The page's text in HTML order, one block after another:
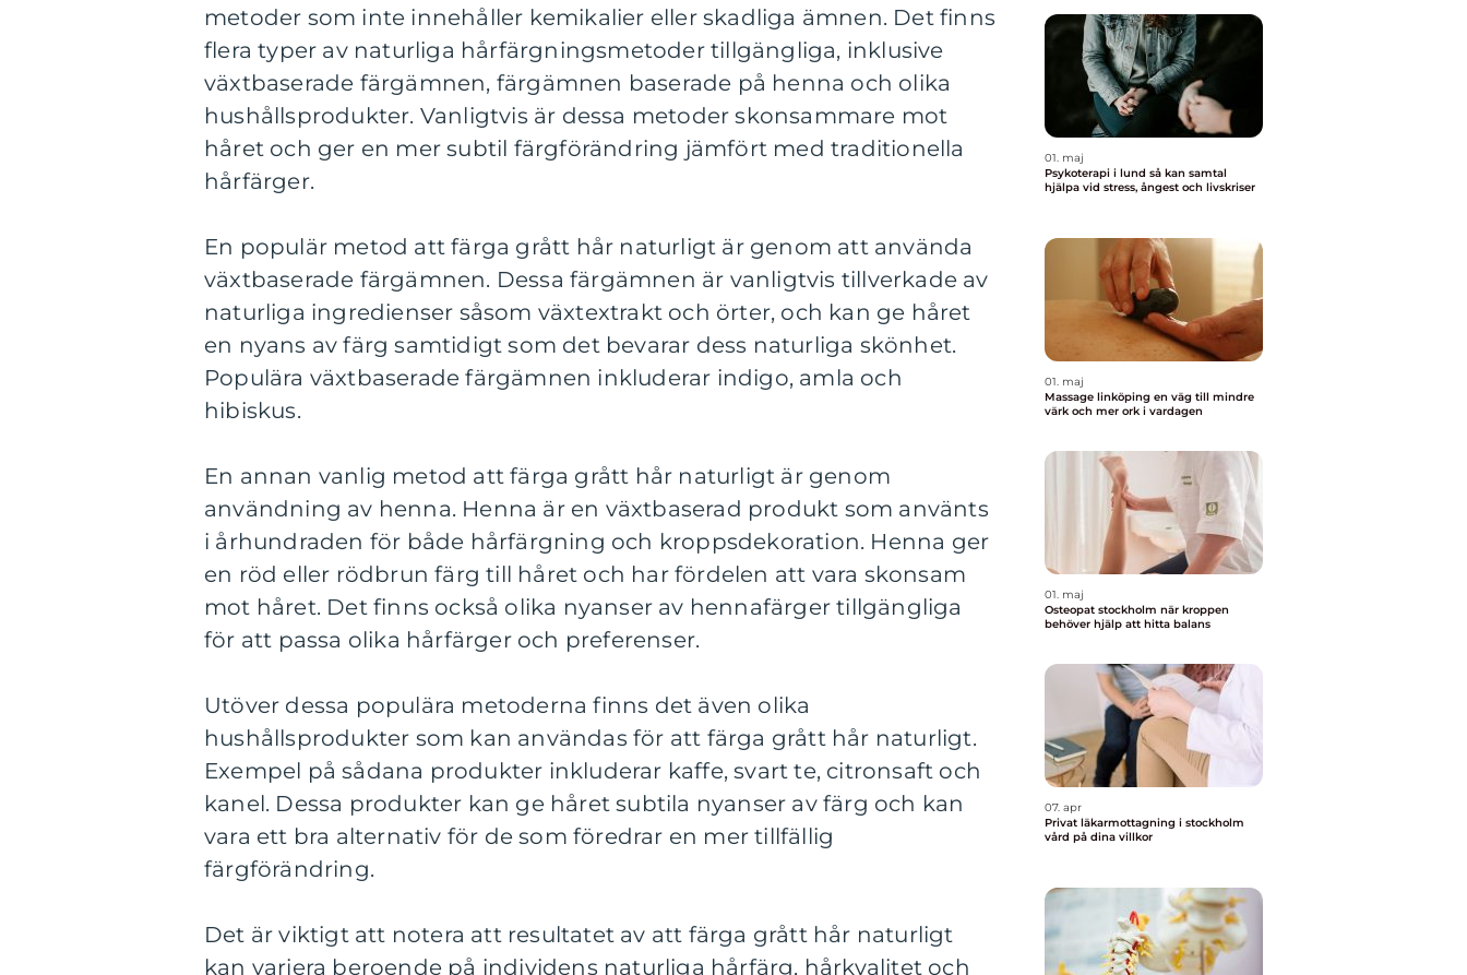
metoder som inte innehåller kemikalier eller skadliga ämnen. Det finns
flera typer av naturliga hårfärgningsmetoder tillgängliga, inklusive
växtbaserade färgämnen, färgämnen baserade på henna och olika
hushållsprodukter. Vanligtvis är dessa metoder skonsammare mot
håret och ger en mer subtil färgförändring jämfört med traditionella
hårfärger.
En populär metod att färga grått hår naturligt är genom att använda
växtbaserade färgämnen. Dessa färgämnen är vanligtvis tillverkade av
naturliga ingredienser såsom växtextrakt och örter, och kan ge håret
en nyans av färg samtidigt som det bevarar dess naturliga skönhet.
Populära växtbaserade färgämnen inkluderar indigo, amla och
hibiskus.
En annan vanlig metod att färga grått hår naturligt är genom
användning av henna. Henna är en växtbaserad produkt som använts
i århundraden för både hårfärgning och kroppsdekoration. Henna ger
en röd eller rödbrun färg till håret och har fördelen att vara skonsam
mot håret. Det finns också olika nyanser av hennafärger tillgängliga
för att passa olika hårfärger och preferenser.
Utöver dessa populära metoderna finns det även olika
hushållsprodukter som kan användas för att färga grått hår naturligt.
Exempel på sådana produkter inkluderar kaffe, svart te, citronsaft och
kanel. Dessa produkter kan ge håret subtila nyanser av färg och kan
vara ett bra alternativ för de som föredrar en mer tillfällig
färgförändring.
Det är viktigt att notera att resultatet av att färga grått hår naturligt
kan variera beroende på individens naturliga hårfärg, hårkvalitet och
01. maj
Psykoterapi i lund så kan samtal
hjälpa vid stress, ångest och livskriser
01. maj
Massage linköping en väg till mindre
värk och mer ork i vardagen
01. maj
Osteopat stockholm när kroppen
behöver hjälp att hitta balans
07. apr
Privat läkarmottagning i stockholm
vård på dina villkor